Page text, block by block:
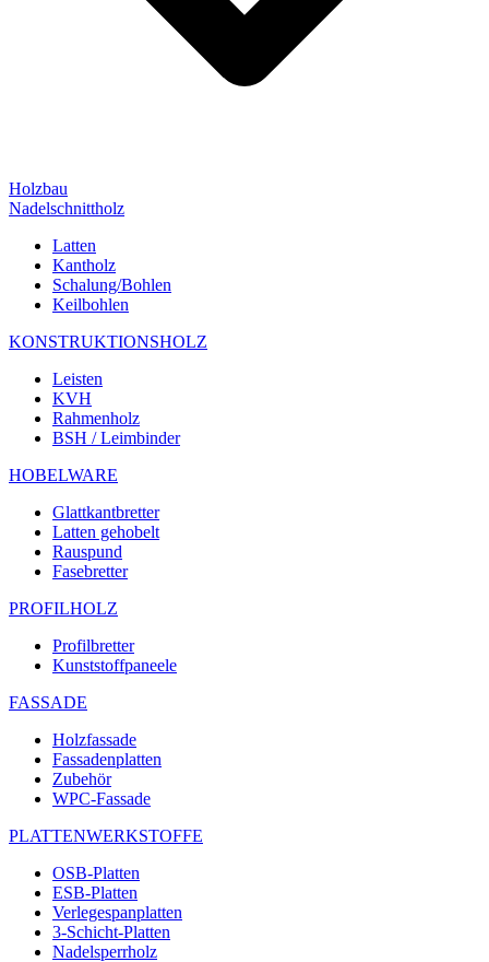
Holzbau
Nadelschnittholz
Latten
Kantholz
Schalung/Bohlen
Keilbohlen
KONSTRUKTIONSHOLZ
Leisten
KVH
Rahmenholz
BSH / Leimbinder
HOBELWARE
Glattkantbretter
Latten gehobelt
Rauspund
Fasebretter
PROFILHOLZ
Profilbretter
Kunststoffpaneele
FASSADE
Holzfassade
Fassadenplatten
Zubehör
WPC-Fassade
PLATTENWERKSTOFFE
OSB-Platten
ESB-Platten
Verlegespanplatten
3-Schicht-Platten
Nadelsperrholz